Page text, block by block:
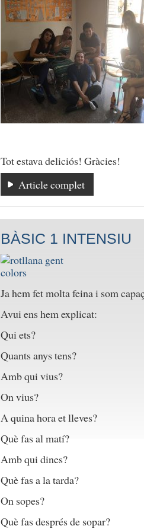
Tot estava deliciós! Gràcies!
Article complet
BÀSIC 1 INTENSIU
Ja hem fet molta feina i som
Avui ens hem explicat:
Qui ets?
Quants anys tens?
Amb qui vius?
On vius?
A quina hora et lleves?
Què fas al matí?
Amb qui dines?
Què fas a la tarda?
On sopes?
Què fas després de sopar?